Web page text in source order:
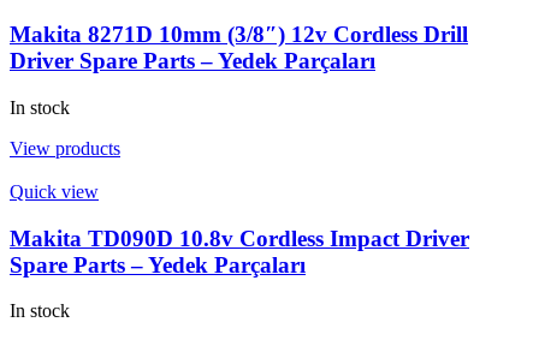
Makita 8271D 10mm (3/8″) 12v Cordless Drill
Driver Spare Parts – Yedek Parçaları
In stock
View products
Quick view
Makita TD090D 10.8v Cordless Impact Driver
Spare Parts – Yedek Parçaları
In stock